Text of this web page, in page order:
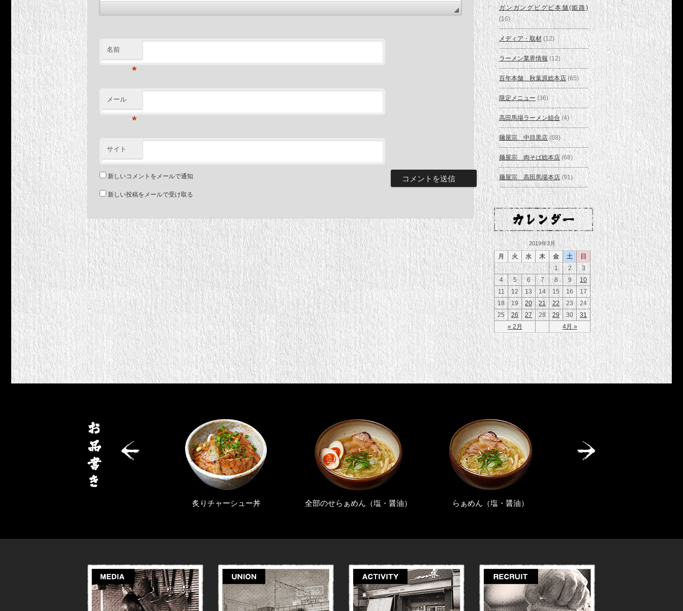
名前
*
メール
*
サイト
新しいコメントをメールで通知
新しい投稿をメールで受け取る
ガンガングビグビ本舗(姫路)
(16)
メディア・取材(12)
ラーメン業界情報(12)
百年本舗 秋葉原総本店(65)
限定メニュー(36)
高田馬場ラーメン組合(4)
麺屋宗 中目黒店(68)
麺屋宗 肉そば総本店(68)
麺屋宗 高田馬場本店(91)
2019年3月
月 火 水 木 金 土 日
« 2月 4月 »
1 2
3
4
5 6 7 8 9
10
11
12 13 14 15 16
17
18
19 20 21 22 23
24
25
26 27 28 29 30 31
全部のせらぁめん（塩・醤油） らぁめん（塩・醤油） 水餃子・焼き餃子